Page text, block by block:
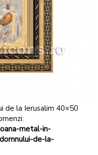
de la Ierusalim 40×50
metal-in-
de-la-